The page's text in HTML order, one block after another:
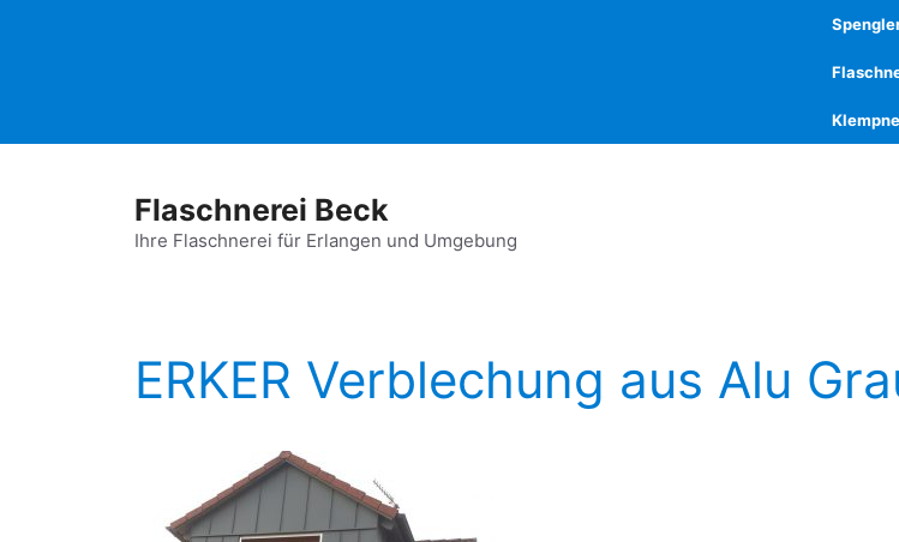
Flaschnerei Beck
Ihre Flaschnerei für Erlangen und Umgebung
ERKER Verblechung aus Alu